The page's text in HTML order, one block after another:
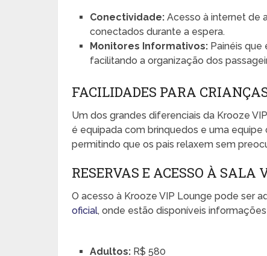
Conectividade: Acesso à internet de
conectados durante a espera.
Monitores Informativos: Painéis que
facilitando a organização dos
FACILIDADES PARA
Um dos grandes diferenciais da Krooze
é equipada com brinquedos e uma
permitindo que os pais relaxem sem
RESERVAS E ACESSO À SALA
O acesso à Krooze VIP Lounge pode ser
oficial, onde estão disponíveis
Adultos: R$ 580